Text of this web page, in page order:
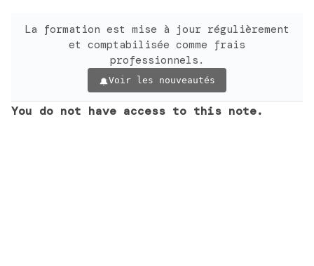
La formation est mise à jour régulièrement
et comptabilisée comme frais
professionnels.
Voir les nouveautés
You do not have access to this note.